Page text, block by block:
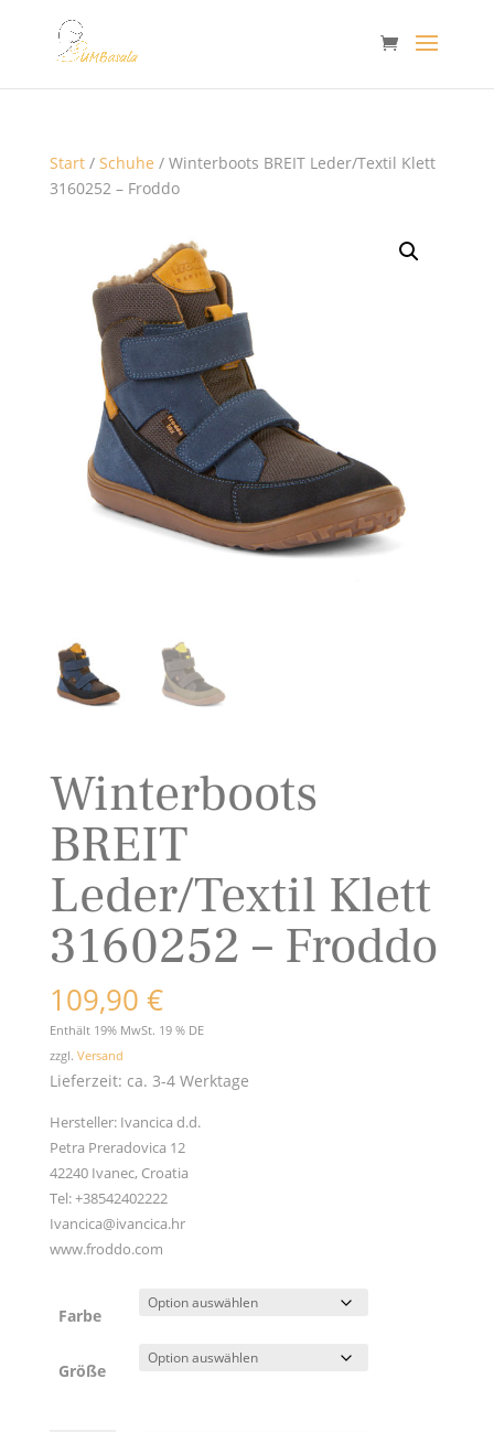
Start/ Schuhe / Winterboots BREIT Leder/Textil Klett
3160252 – Froddo
Winterboots
BREIT
Leder/Textil Klett
3160252 – Froddo
109,90 €
Enthält 19% MwSt. 19 % DE
zzgl. Versand
Lieferzeit: ca. 3-4 Werktage
Hersteller: Ivancica d.d.
Petra Preradovica 12
42240 Ivanec, Croatia
Tel: +38542402222
Ivancica@ivancica.hr
www.froddo.com
Farbe
Größe